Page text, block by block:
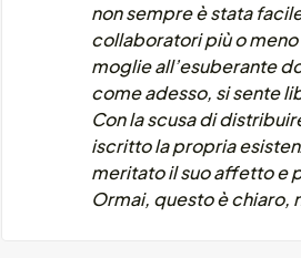
non sempre è stata
collaboratori più o
moglie all’esuberante
come adesso, si sente
Con la scusa di
iscritto la propria
meritato il suo affetto e
Ormai, questo è chiaro,